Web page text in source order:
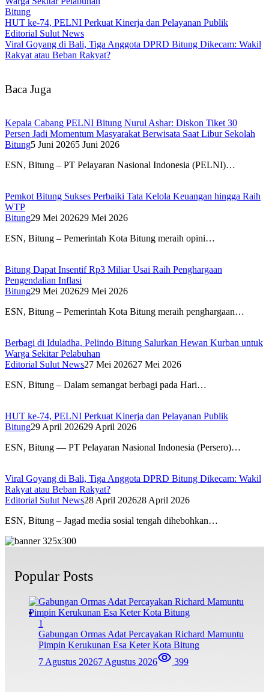
Bitung
HUT ke-74, PELNI Perkuat Kinerja dan Pelayanan Publik
Editorial Sulut News
Viral Goyang di Bali, Tiga Anggota DPRD Bitung Dikecam: Wakil
Rakyat atau Beban Rakyat?
Baca Juga
Kepala Cabang PELNI Bitung Nurul Ashar: Diskon Tiket 30
Persen Jadi Momentum Masyarakat Berwisata Saat Libur Sekolah
Bitung5 Juni 20265 Juni 2026
ESN, Bitung – PT Pelayaran Nasional Indonesia (PELNI)…
Pemkot Bitung Sukses Perbaiki Tata Kelola Keuangan hingga Raih
WTP
Bitung29 Mei 202629 Mei 2026
ESN, Bitung – Pemerintah Kota Bitung meraih opini…
Bitung Dapat Insentif Rp3 Miliar Usai Raih Penghargaan
Pengendalian Inflasi
Bitung29 Mei 202629 Mei 2026
ESN, Bitung – Pemerintah Kota Bitung meraih penghargaan…
Berbagi di Iduladha, Pelindo Bitung Salurkan Hewan Kurban untuk
Warga Sekitar Pelabuhan
Editorial Sulut News27 Mei 202627 Mei 2026
ESN, Bitung – Dalam semangat berbagi pada Hari…
HUT ke-74, PELNI Perkuat Kinerja dan Pelayanan Publik
Bitung29 April 202629 April 2026
ESN, Bitung — PT Pelayaran Nasional Indonesia (Persero)…
Viral Goyang di Bali, Tiga Anggota DPRD Bitung Dikecam: Wakil
Rakyat atau Beban Rakyat?
Editorial Sulut News28 April 202628 April 2026
ESN, Bitung – Jagad media sosial tengah dihebohkan…
Popular Posts
1
Gabungan Ormas Adat Percayakan Richard Mamuntu
Pimpin Kerukunan Esa Keter Kota Bitung
7 Agustus 20267 Agustus 2026 399